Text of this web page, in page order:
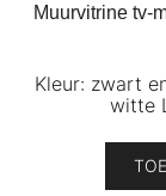
Muurvitrine tv-
Kleur: zwart
witte